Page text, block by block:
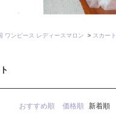
ワンピース レディースマロン > スカート
おすすめ順 価格順 新着順